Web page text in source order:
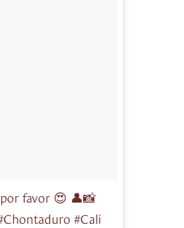
favor 😍 👤📸
#Cali